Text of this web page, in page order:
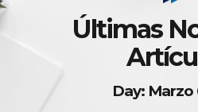
Últimas
Day: Marzo